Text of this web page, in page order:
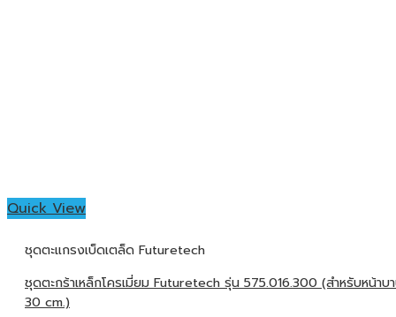
Quick View
ชุดตะแกรงเบ็ดเตล็ด Futuretech
ชุดตะกร้าเหล็กโครเมี่ยม Futuretech รุ่น 575.016.300 (สำหรับหน้าบ
30 cm.)